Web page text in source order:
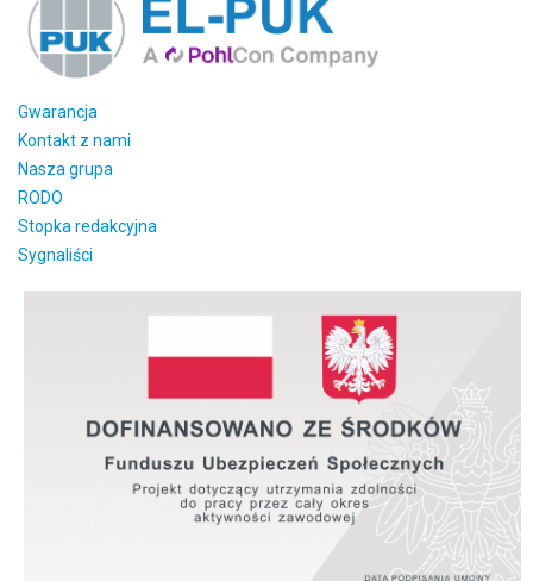
Gwarancja
Kontakt z nami
Nasza grupa
RODO
Stopka redakcyjna
Sygnaliści